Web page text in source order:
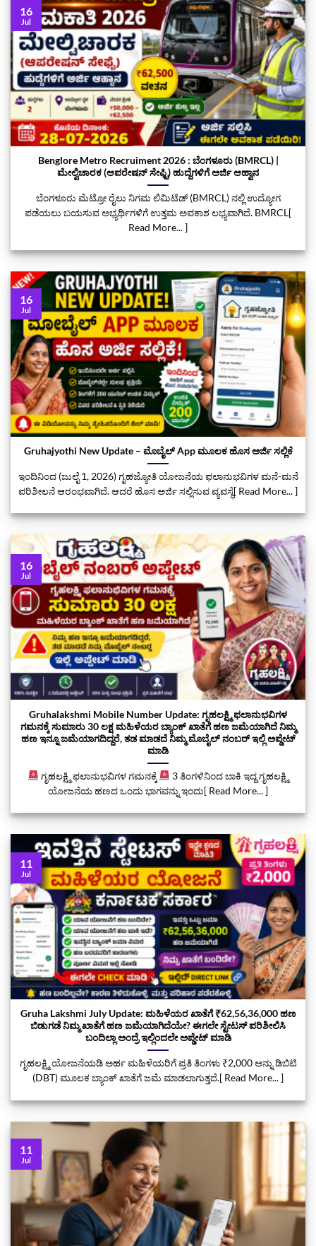
Benglore Metro Recruiment 2026 : ಬೆಂಗಳೂರು (BMRCL) |
ಮೇಲ್ವಿಚಾರಕ (ಆಪರೇಷನ್ ಸೇಫ್ಟಿ) ಹುದ್ದೆಗಳಿಗೆ ಅರ್ಜಿ ಆಹ್ವಾನ
ಬೆಂಗಳೂರು ಮೆಟ್ರೋ ರೈಲು ನಿಗಮ ಲಿಮಿಟೆಡ್ (BMRCL) ನಲ್ಲಿ ಉದ್ಯೋಗ
ಪಡೆಯಲು ಬಯಸುವ ಅಭ್ಯರ್ಥಿಗಳಿಗೆ ಉತ್ತಮ ಅವಕಾಶ ಲಭ್ಯವಾಗಿದೆ. BMRCL[
Read More... ]
16
Jul
Gruhajyothi New Update – ಮೊಬೈಲ್ App ಮೂಲಕ ಹೊಸ ಅರ್ಜಿ ಸಲ್ಲಿಕೆ
ಇಂದಿನಿಂದ (ಜುಲೈ 1, 2026) ಗೃಹಜ್ಯೋತಿ ಯೋಜನೆಯ ಫಲಾನುಭವಿಗಳ ಮನೆ-ಮನೆ
ಪರಿಶೀಲನೆ ಆರಂಭವಾಗಿದೆ. ಆದರೆ ಹೊಸ ಅರ್ಜಿ ಸಲ್ಲಿಸುವ ವ್ಯವಸ್ಥೆ[ Read More... ]
16
Jul
Gruhalakshmi Mobile Number Update: ಗೃಹಲಕ್ಷ್ಮಿ ಫಲಾನುಭವಿಗಳ
ಗಮನಕ್ಕೆ ಸುಮಾರು 30 ಲಕ್ಷ ಮಹಿಳೆಯರ ಬ್ಯಾಂಕ್ ಖಾತೆಗೆ ಹಣ ಜಮೆಯಾಗಿದೆ ನಿಮ್ಮ
ಹಣ ಇನ್ನೂ ಜಮೆಯಾಗದಿದ್ದರೆ, ತಡ ಮಾಡದೆ ನಿಮ್ಮ ಮೊಬೈಲ್‌ ನಂಬರ್‌ ಇಲ್ಲಿ ಅಪ್ಡೇಟ್‌
ಮಾಡಿ
ಗೃಹಲಕ್ಷ್ಮಿ ಫಲಾನುಭವಿಗಳ ಗಮನಕ್ಕೆ
3 ತಿಂಗಳಿನಿಂದ ಬಾಕಿ ಇದ್ದ ಗೃಹಲಕ್ಷ್ಮಿ
ಯೋಜನೆಯ ಹಣದ ಒಂದು ಭಾಗವನ್ನು ಇಂದು[ Read More... ]
16
Jul
Gruha Lakshmi July Update: ಮಹಿಳೆಯರ ಖಾತೆಗೆ ₹62,56,36,000 ಹಣ
ಬಿಡುಗಡೆ ನಿಮ್ಮ ಖಾತೆಗೆ ಹಣ ಜಮೆಯಾಗಿದೆಯೇ? ಈಗಲೇ ಸ್ಟೇಟಸ್ ಪರಿಶೀಲಿಸಿ
ಬಂದಿಲ್ಲಾ ಅಂದ್ರೆ ಇಲ್ಲಿಂದಲೇ ಅಪ್ಡೇಟ್‌ ಮಾಡಿ
ಗೃಹಲಕ್ಷ್ಮಿ ಯೋಜನೆಯಡಿ ಅರ್ಹ ಮಹಿಳೆಯರಿಗೆ ಪ್ರತಿ ತಿಂಗಳು ₹2,000 ಅನ್ನು ಡಿಬಿಟಿ
(DBT) ಮೂಲಕ ಬ್ಯಾಂಕ್ ಖಾತೆಗೆ ಜಮೆ ಮಾಡಲಾಗುತ್ತದೆ.[ Read More... ]
11
Jul
11
Jul